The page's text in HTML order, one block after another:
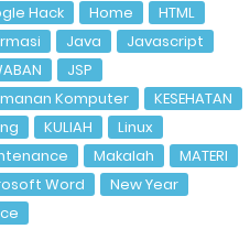
Hack
Home
HTML
Java
Javascript
JSP
Komputer
KESEHATAN
KULIAH
Linux
Makalah
MATERI
Word
New Year